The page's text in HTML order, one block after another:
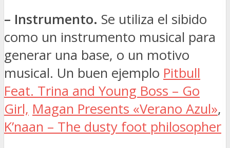
– Instrumento. Se utiliza el sibido
como un instrumento musical para
generar una base, o un motivo
musical. Un buen ejemplo Pitbull
Feat. Trina and Young Boss – Go
Girl, Magan Presents «Verano Azul»,
K’naan – The dusty foot philosopher